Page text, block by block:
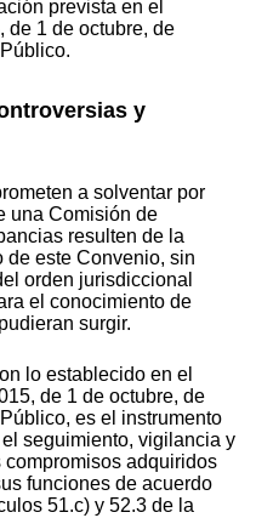
prevista en el
de 1 de octubre, de
y
a solventar por
una Comisión de
resulten de la
de este Convenio, sin
orden jurisdiccional
el conocimiento de
surgir.
lo establecido en el
de 1 de octubre, de
es el instrumento
seguimiento, vigilancia y
adquiridos
funciones de acuerdo
51.c) y 52.3 de la